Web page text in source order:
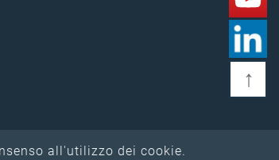
all'utilizzo dei cookie.
↑